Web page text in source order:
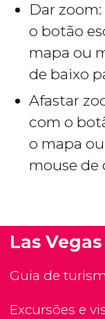
Dar
o botão
mapa ou
de baixo
Afastar
com o
o mapa
mouse de
Las Vegas
Guia de
Excursões e